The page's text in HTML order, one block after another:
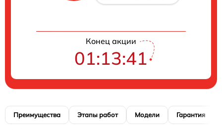
Конец акции
01:13:40
Преимущества Этапы работ Модели Гарантия